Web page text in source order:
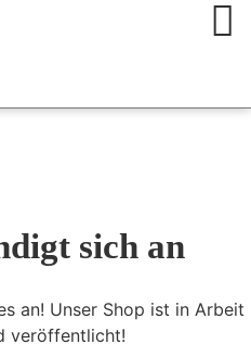
sich an
an! Unser Shop ist in Arbeit
veröffentlicht!